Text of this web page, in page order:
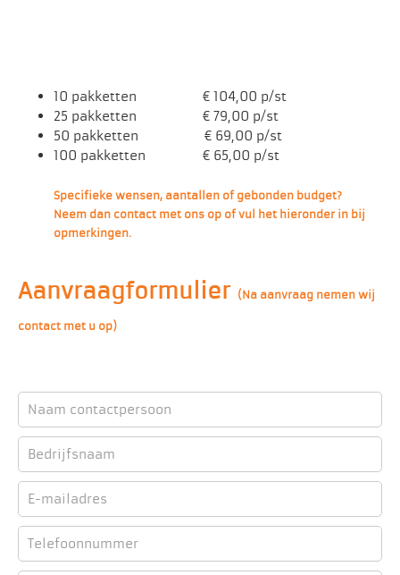
10 pakketten € 104,00 p/st
25 pakketten € 79,00 p/st
50 pakketten € 69,00 p/st
100 pakketten € 65,00 p/st
Specifieke wensen, aantallen of gebonden budget?
Neem dan contact met ons op of vul het hieronder in bij
opmerkingen.
Aanvraagformulier (Na aanvraag nemen wij
contact met u op)